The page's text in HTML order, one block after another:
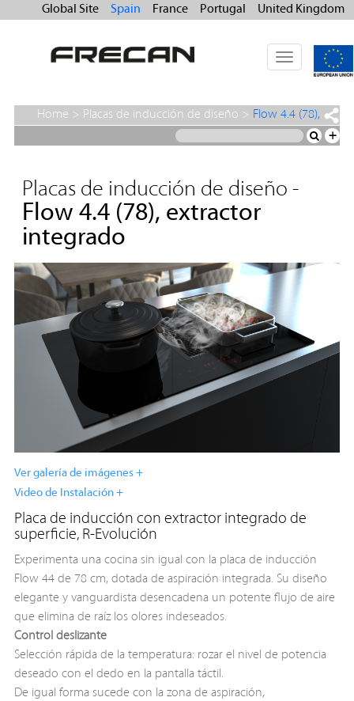
Global Site Spain France Portugal United Kingdom
Toggle
navigation
Home > Placas de inducción de diseño > Flow 4.4 (78),
extractor integrado
+
Placas de inducción de diseño -
Flow 4.4 (78), extractor
integrado
Ver galería de imágenes +
Video de Instalación +
Placa de inducción con extractor integrado de
superficie, R-Evolución
Experimenta una cocina sin igual con la placa de inducción
Flow 44 de 78 cm, dotada de aspiración integrada. Su diseño
elegante y vanguardista desencadena un potente flujo de aire
que elimina de raíz los olores indeseados.
Control deslizante
Selección rápida de la temperatura: rozar el nivel de potencia
deseado con el dedo en la pantalla táctil.
De igual forma sucede con la zona de aspiración,